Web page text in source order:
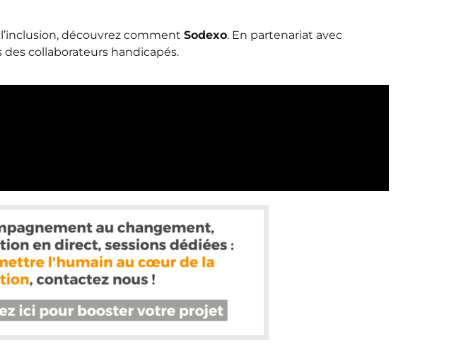
découvrez comment Sodexo. En partenariat avec
collaborateurs handicapés.